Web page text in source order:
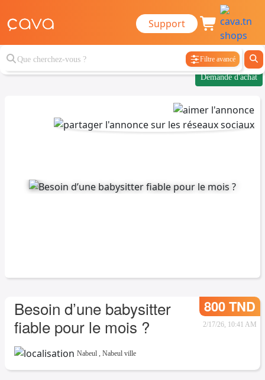
Support
Filtre avancé
Demande d'achat
Besoin d’une babysitter
fiable pour le mois ?
800 TND
2/17/26, 10:41 AM
Nabeul , Nabeul ville